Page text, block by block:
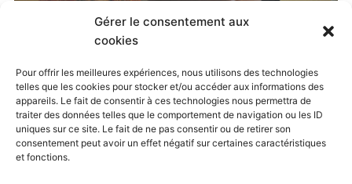
Gérer le consentement aux
cookies
Pour offrir les meilleures expériences, nous utilisons des technologies
telles que les cookies pour stocker et/ou accéder aux informations des
appareils. Le fait de consentir à ces technologies nous permettra de
traiter des données telles que le comportement de navigation ou les ID
uniques sur ce site. Le fait de ne pas consentir ou de retirer son
consentement peut avoir un effet négatif sur certaines caractéristiques
et fonctions.
11 mai 2015
Jubilé Oratorien, Paray-le-Monial, 8-10 mai 2015. Both
comments and trackbacks are currently closed.
← Previous